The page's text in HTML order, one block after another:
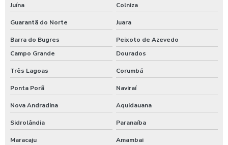
Juína Colniza
Guarantã do Norte Juara
Barra do Bugres
Peixoto de Azevedo
Campo Grande
Dourados
Três Lagoas Corumbá
Ponta Porã Naviraí
Nova Andradina Aquidauana
Sidrolândia Paranaíba
Maracaju Amambai